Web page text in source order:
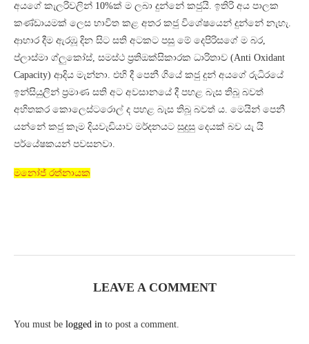
අයගේ කැලරිවලින් 10%ක් ම ලබා දුන්නේ කජුයි. ඉතිරි අය පාලක
කණ්ඩායමක් ලෙස භාවිත කළ අතර කජු විශේෂයෙන් දුන්නේ නැහැ.
ආහාර දීම ඇරඹූ දින සිට සති අටකට පසු මේ දෙපිරිසගේ ම බර,
ප්ලාස්මා ග්ලුකෝස්, සමස්ථ ප්‍රතිඔක්සිකාරක ධාරිතාව (Anti Oxidant
Capacity) ආදිය මැන්නා. එහි දී පෙනී ගියේ කජු දුන් අයගේ රුධිරයේ
ඉන්සියුලින් ප්‍රමාණ සති අට අවසානයේ දී පහළ බැස තිබූ බවත්
අහිතකර කොලෙස්ටරොල් ද පහළ බැස තිබූ බවත් ය. මෙයින් පෙනී
යන්නේ කජු කෑම දියවැඩියාව මර්දනයට සුදුසු දෙයක් බව යැ යි
පර්යේෂකයන් පවසනවා.
මනෝජ් රත්නායක
LEAVE A COMMENT
You must be logged in to post a comment.